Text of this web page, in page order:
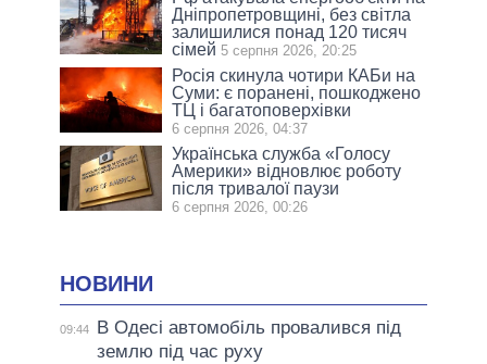
Дніпропетровщині, без світла
залишилися понад 120 тисяч
сімей 5 серпня 2026, 20:25
Росія скинула чотири КАБи на
Суми: є поранені, пошкоджено
ТЦ і багатоповерхівки
6 серпня 2026, 04:37
Українська служба «Голосу
Америки» відновлює роботу
після тривалої паузи
6 серпня 2026, 00:26
НОВИНИ
09:44
В Одесі автомобіль провалився під
землю під час руху